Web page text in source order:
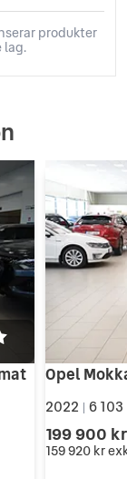
produkter
lag.
Opel
2022 6
199 900 kr
159 920 kr